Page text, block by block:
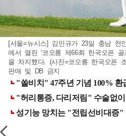
[서울=뉴시스] 김민규가 23일 충남 천
에서 열린 '코오롱 제66회 한국오픈
을 차지했다. (사진=코오롱 한국오픈
판매 및 DB 금지